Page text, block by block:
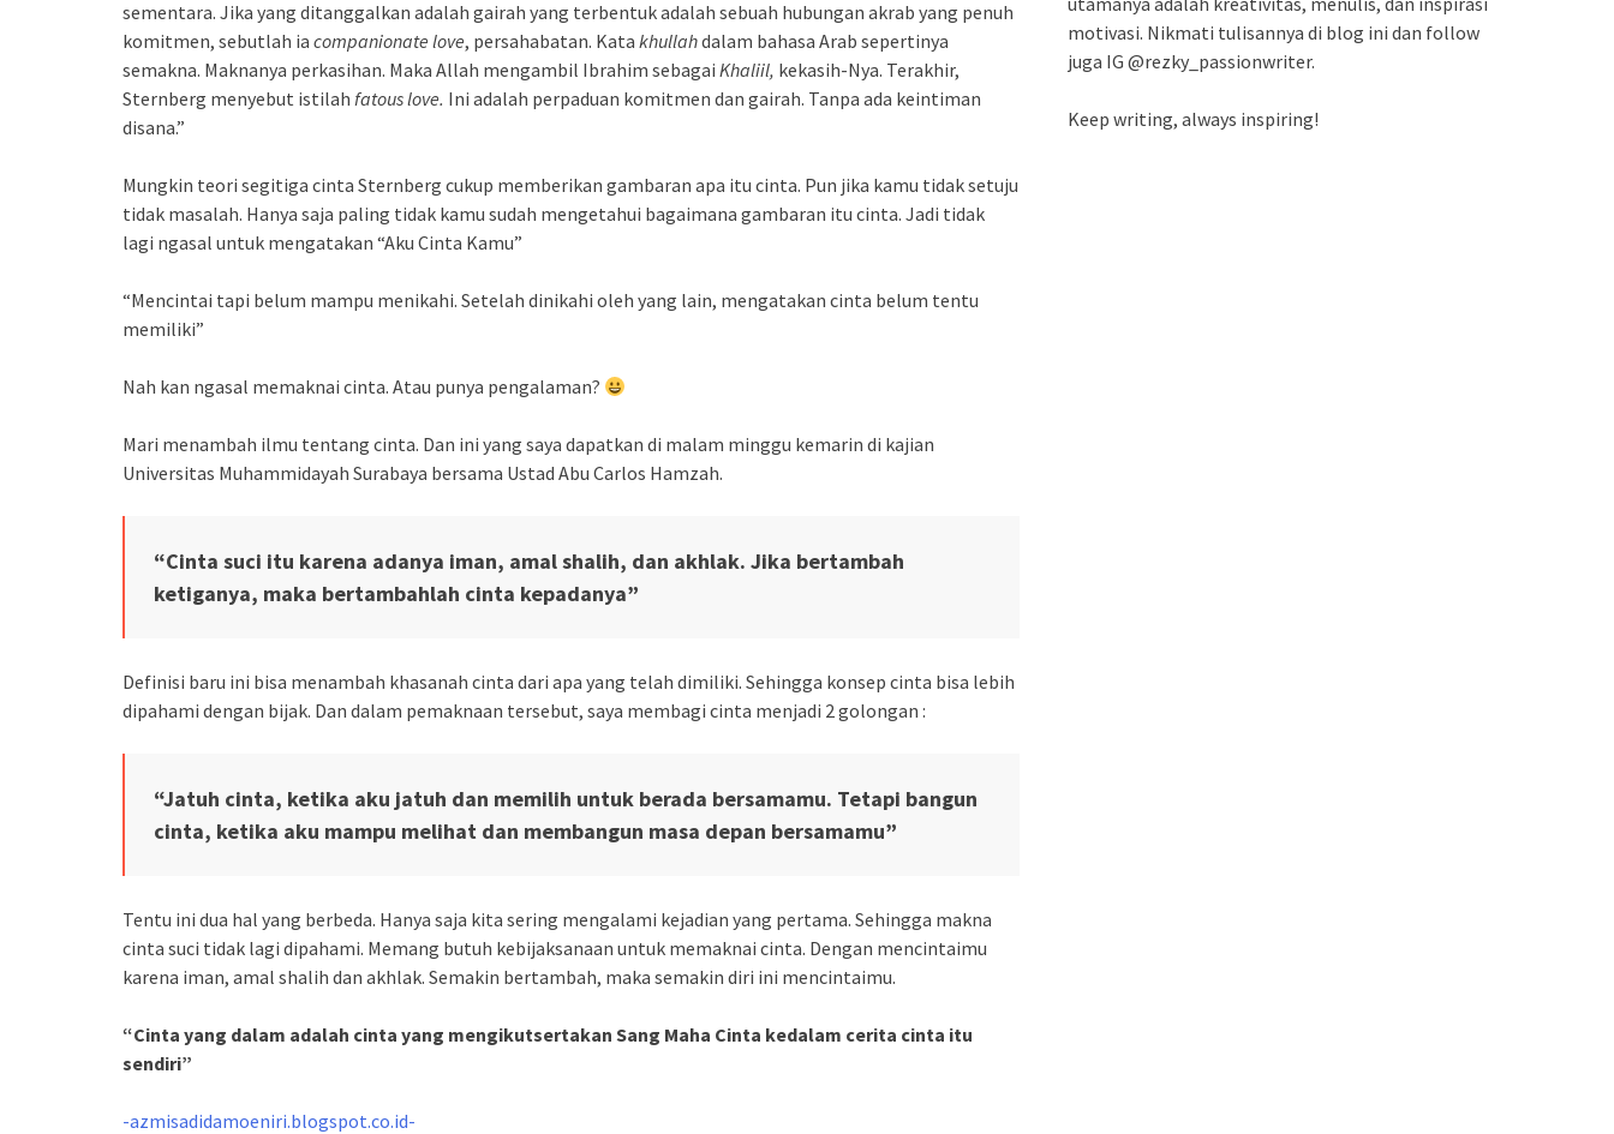
sementara. Jika yang ditanggalkan adalah gairah yang terbentuk adalah sebuah hubungan akrab yang penuh
komitmen, sebutlah ia companionate love, persahabatan. Kata khullahdalam bahasa Arab sepertinya
semakna. Maknanya perkasihan. Maka Allah mengambil Ibrahim sebagai Khaliil, kekasih-Nya. Terakhir,
Sternberg menyebut istilah fatous love. Ini adalah perpaduan komitmen dan gairah. Tanpa ada keintiman
disana.”
Mungkin teori segitiga cinta Sternberg cukup memberikan gambaran apa itu cinta. Pun jika kamu tidak setuju
tidak masalah. Hanya saja paling tidak kamu sudah mengetahui bagaimana gambaran itu cinta. Jadi tidak
lagi ngasal untuk mengatakan “Aku Cinta Kamu”
“Mencintai tapi belum mampu menikahi. Setelah dinikahi oleh yang lain, mengatakan cinta belum tentu
memiliki”
Nah kan ngasal memaknai cinta. Atau punya pengalaman?
Mari menambah ilmu tentang cinta. Dan ini yang saya dapatkan di malam minggu kemarin di kajian
Universitas Muhammidayah Surabaya bersama Ustad Abu Carlos Hamzah.
“Cinta suci itu karena adanya iman, amal shalih, dan akhlak. Jika bertambah
ketiganya, maka bertambahlah cinta kepadanya”
Definisi baru ini bisa menambah khasanah cinta dari apa yang telah dimiliki. Sehingga konsep cinta bisa lebih
dipahami dengan bijak. Dan dalam pemaknaan tersebut, saya membagi cinta menjadi 2 golongan :
“Jatuh cinta, ketika aku jatuh dan memilih untuk berada bersamamu. Tetapi bangun
cinta, ketika aku mampu melihat dan membangun masa depan bersamamu”
Tentu ini dua hal yang berbeda. Hanya saja kita sering mengalami kejadian yang pertama. Sehingga makna
cinta suci tidak lagi dipahami. Memang butuh kebijaksanaan untuk memaknai cinta. Dengan mencintaimu
karena iman, amal shalih dan akhlak. Semakin bertambah, maka semakin diri ini mencintaimu.
“Cinta yang dalam adalah cinta yang mengikutsertakan Sang Maha Cinta kedalam cerita cinta itu
sendiri”
-azmisadidamoeniri.blogspot.co.id-
motivasi. Nikmati tulisannya di blog ini dan follow
juga IG @rezky_passionwriter.
Keep writing, always inspiring!